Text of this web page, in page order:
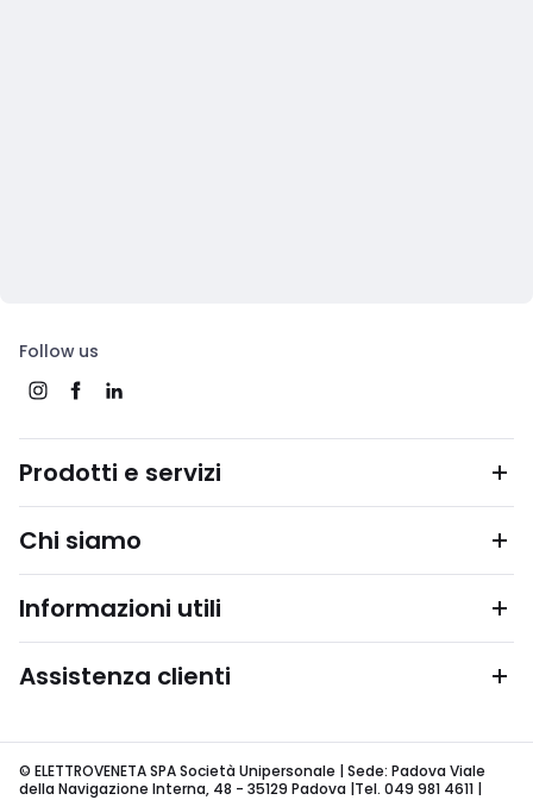
Follow us
Prodotti e servizi
Chi siamo
Informazioni utili
Assistenza clienti
© ELETTROVENETA SPA Società Unipersonale | Sede: Padova Viale
della Navigazione Interna, 48 - 35129 Padova |Tel. 049 981 4611 |